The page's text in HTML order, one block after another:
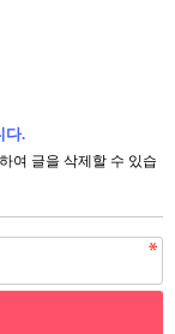
다.
여 글을 삭제할 수 있습